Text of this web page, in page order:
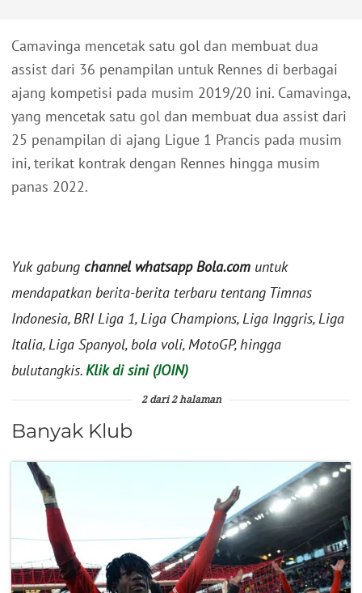
Camavinga mencetak satu gol dan membuat dua
assist dari 36 penampilan untuk Rennes di berbagai
ajang kompetisi pada musim 2019/20 ini. Camavinga,
yang mencetak satu gol dan membuat dua assist dari
25 penampilan di ajang Ligue 1 Prancis pada musim
ini, terikat kontrak dengan Rennes hingga musim
panas 2022.
Yuk gabung channel whatsapp Bola.com untuk
mendapatkan berita-berita terbaru tentang Timnas
Indonesia, BRI Liga 1, Liga Champions, Liga Inggris, Liga
Italia, Liga Spanyol, bola voli, MotoGP, hingga
bulutangkis.Klik di sini (JOIN)
2 dari 2 halaman
Banyak Klub